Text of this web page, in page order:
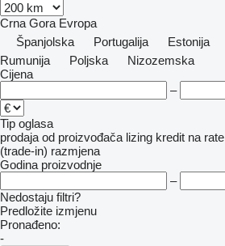
Crna Gora Evropa
Španjolska
Portugalija Estonija
Rumunija
Poljska
Nizozemska
Cijena
–
Tip oglasa
prodaja od proizvođača lizing kredit na rate
(trade-in) razmjena
Godina proizvodnje
–
Nedostaju filtri?
Predložite izmjenu
Pronađeno:
-